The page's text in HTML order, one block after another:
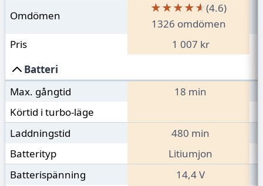
Omdömen
★★★★★
★★★★★(4.6)
1326 omdömen
Pris
1 007 kr
Batteri
Max. gångtid
18 min
Körtid i turbo-läge
Laddningstid
480 min
Batterityp
Litiumjon
Batterispänning
14,4 V